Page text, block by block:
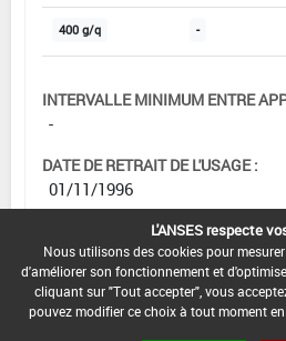
400 g/q -
INTERVALLE MINIMUM ENTRE
-
DATE DE RETRAIT DE L'USAGE :
01/11/1996
DATE DE FIN DE DISTRIBUTION :
-
DATE DE FIN D'UTILISATION :
-
L'ANSES respecte
Nous utilisons des cookies pour
d'améliorer son fonctionnement et
cliquant sur "Tout accepter", vous
pouvez modifier ce choix à tout moment